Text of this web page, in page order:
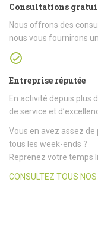
Consultations
Nous offrons des
nous vous fournirons
Entreprise réputée
En activité depuis plus
de service et
Vous en avez assez
tous les week-ends ?
Reprenez votre temps
CONSULTEZ TOUS